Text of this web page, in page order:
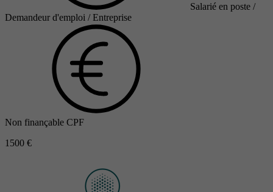
Salarié en poste /
Demandeur d'emploi / Entreprise
Non finançable CPF
1500 €